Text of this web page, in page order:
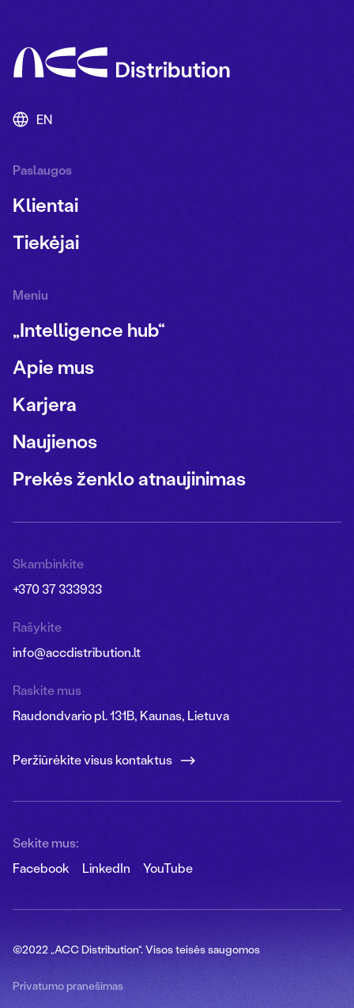
EN
Paslaugos
Klientai
Tiekėjai
Meniu
„Intelligence hub“
Apie mus
Karjera
Naujienos
Prekės ženklo atnaujinimas
Skambinkite
+370 37 333933
Rašykite
info@accdistribution.lt
Raskite mus
Raudondvario pl. 131B, Kaunas, Lietuva
Peržiūrėkite visus kontaktus
Sekite mus:
Facebook
LinkedIn YouTube
Privatumo pranešimas
©2022 „ACC Distribution“. Visos teisės saugomos